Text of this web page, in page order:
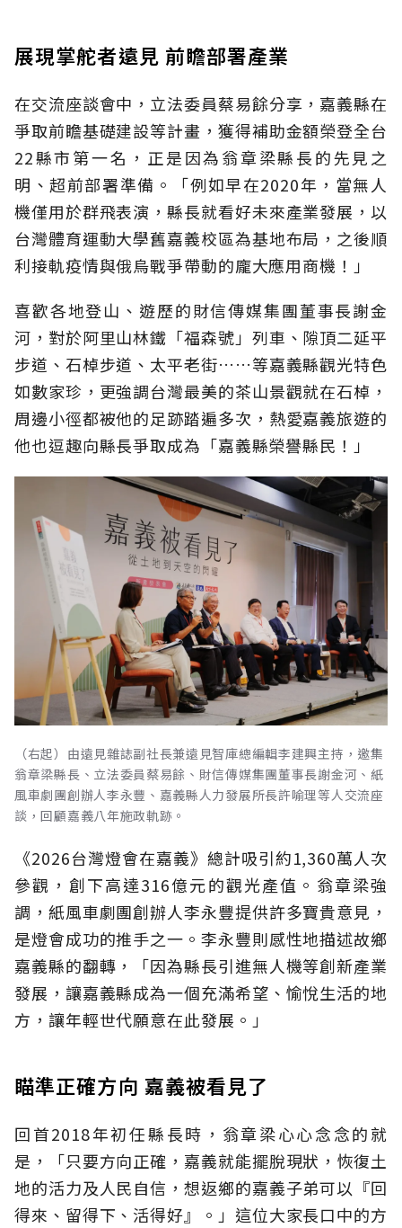
展現掌舵者遠見 前瞻部署產業
在交流座談會中，立法委員蔡易餘分享，嘉義縣在
爭取前瞻基礎建設等計畫，獲得補助金額榮登全台
22縣市第一名，正是因為翁章梁縣長的先見之
明、超前部署準備。「例如早在2020年，當無人
機僅用於群飛表演，縣長就看好未來產業發展，以
台灣體育運動大學舊嘉義校區為基地布局，之後順
利接軌疫情與俄烏戰爭帶動的龐大應用商機！」
喜歡各地登山、遊歷的財信傳媒集團董事長謝金
河，對於阿里山林鐵「福森號」列車、隙頂二延平
步道、石棹步道、太平老街……等嘉義縣觀光特色
如數家珍，更強調台灣最美的茶山景觀就在石棹，
周邊小徑都被他的足跡踏遍多次，熱愛嘉義旅遊的
他也逗趣向縣長爭取成為「嘉義縣榮譽縣民！」
（右起）由遠見雜誌副社長兼遠見智庫總編輯李建興主持，邀集
翁章梁縣長、立法委員蔡易餘、財信傳媒集團董事長謝金河、紙
風車劇團創辦人李永豐、嘉義縣人力發展所長許喻理等人交流座
談，回顧嘉義八年施政軌跡。
《2026台灣燈會在嘉義》總計吸引約1,360萬人次
參觀，創下高達316億元的觀光產值。翁章梁強
調，紙風車劇團創辦人李永豐提供許多寶貴意見，
是燈會成功的推手之一。李永豐則感性地描述故鄉
嘉義縣的翻轉，「因為縣長引進無人機等創新產業
發展，讓嘉義縣成為一個充滿希望、愉悅生活的地
方，讓年輕世代願意在此發展。」
瞄準正確方向 嘉義被看見了
回首2018年初任縣長時，翁章梁心心念念的就
是，「只要方向正確，嘉義就能擺脫現狀，恢復土
地的活力及人民自信，想返鄉的嘉義子弟可以『回
得來、留得下、活得好』。」這位大家長口中的方